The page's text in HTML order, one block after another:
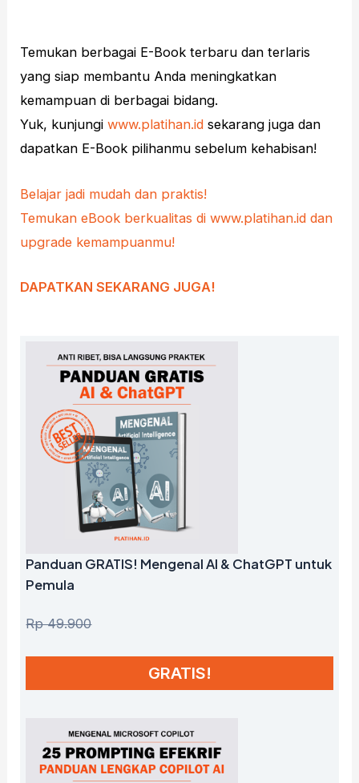
Temukan berbagai E-Book terbaru dan terlaris
yang siap membantu Anda meningkatkan
kemampuan di berbagai bidang.
Yuk, kunjungiwww.platihan.id sekarang juga dan
dapatkan E-Book pilihanmu sebelum kehabisan!
Belajar jadi mudah dan praktis!
Temukan eBook berkualitas di www.platihan.id dan
upgrade kemampuanmu!
DAPATKAN SEKARANG JUGA!
Panduan GRATIS! Mengenal AI & ChatGPT untuk
Pemula
Rp 49.900
GRATIS!